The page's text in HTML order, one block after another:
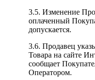
3.5. Изменение
оплаченный
допускается.
3.6. Продавец
Товара на сайте
сообщает
Оператором.